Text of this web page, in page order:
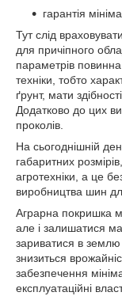
гарантія
Тут слід
для причіпного
параметрів
техніки, тобто
ґрунт, мати
Додатково до цих
проколів.
На сьогоднішній
габаритних
агротехніки, а це
виробництва шин
Аграрна покришка
але і залишатися
зариватися в
знизиться
забезпечення
експлуатаційні